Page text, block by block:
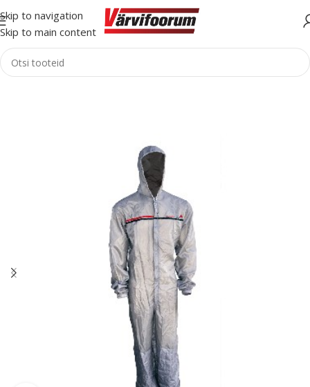
Skip to navigation
Skip to main content
Esileht Tarvikud Isikukaitsevahendid Maalriülikond/Kombed